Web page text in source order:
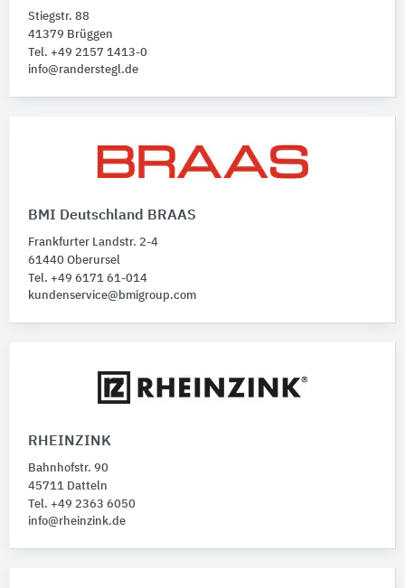
Stiegstr. 88
41379 Brüggen
Tel. +49 2157 1413-0
info@randerstegl.de
BMI Deutschland BRAAS
Frankfurter Landstr. 2-4
61440 Oberursel
Tel. +49 6171 61-014
kundenservice@bmigroup.com
RHEINZINK
Bahnhofstr. 90
45711 Datteln
Tel. +49 2363 6050
info@rheinzink.de